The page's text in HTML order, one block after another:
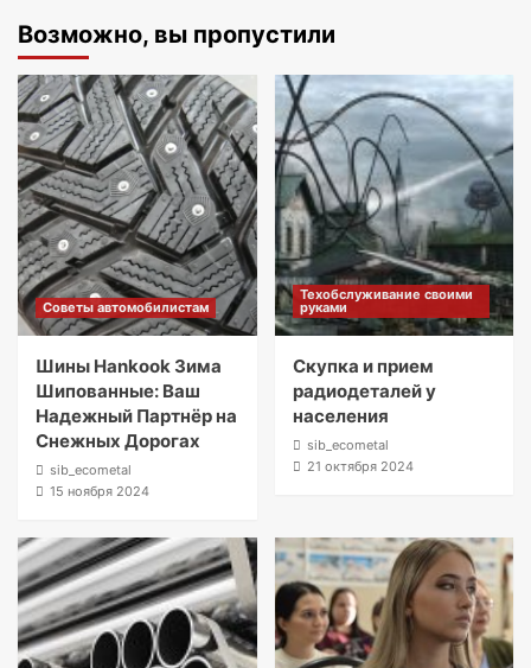
Возможно, вы пропустили
Советы автомобилистам
Шины Hankook Зима
Шипованные: Ваш
Надежный Партнёр на
Снежных Дорогах
sib_ecometal
15 ноября 2024
Техобслуживание своими
руками
Скупка и прием
радиодеталей у
населения
sib_ecometal
21 октября 2024